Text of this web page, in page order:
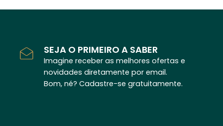
SEJA O PRIMEIRO A SABER
Imagine receber as melhores ofertas e
novidades diretamente por email.
Bom, né? Cadastre-se gratuitamente.